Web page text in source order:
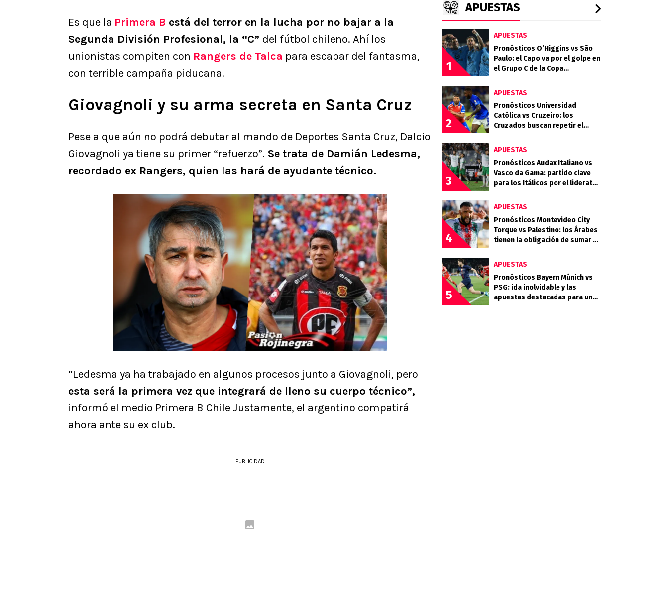
Es que la Primera B está del terror en la lucha por no bajar a la
Segunda División Profesional, la “C” del fútbol chileno. Ahí los
unionistas compiten con Rangers de Talca para escapar del fantasma,
con terrible campaña piducana.
Giovagnoli y su arma secreta en Santa Cruz
Pese a que aún no podrá debutar al mando de Deportes Santa Cruz, Dalcio
Giovagnoli ya tiene su primer “refuerzo”. Se trata de Damián Ledesma,
recordado ex Rangers, quien las hará de ayudante técnico.
“Ledesma ya ha trabajado en algunos procesos junto a Giovagnoli, pero
esta será la primera vez que integrará de lleno su cuerpo técnico”,
informó el medio Primera B Chile Justamente, el argentino compatirá
ahora ante su ex club.
PUBLICIDAD
APUESTAS
1
APUESTAS
Pronósticos O’Higgins vs São
Paulo: el Capo va por el golpe en
el Grupo C de la Copa
2
APUESTAS
Pronósticos Universidad
Católica vs Cruzeiro: los
Cruzados buscan repetir el
3
APUESTAS
Pronósticos Audax Italiano vs
Vasco da Gama: partido clave
para los Itálicos por el liderato
4
APUESTAS
Pronósticos Montevideo City
Torque vs Palestino: los Árabes
tienen la obligación de sumar en
5
APUESTAS
Pronósticos Bayern Múnich vs
PSG: ida inolvidable y las
apuestas destacadas para una